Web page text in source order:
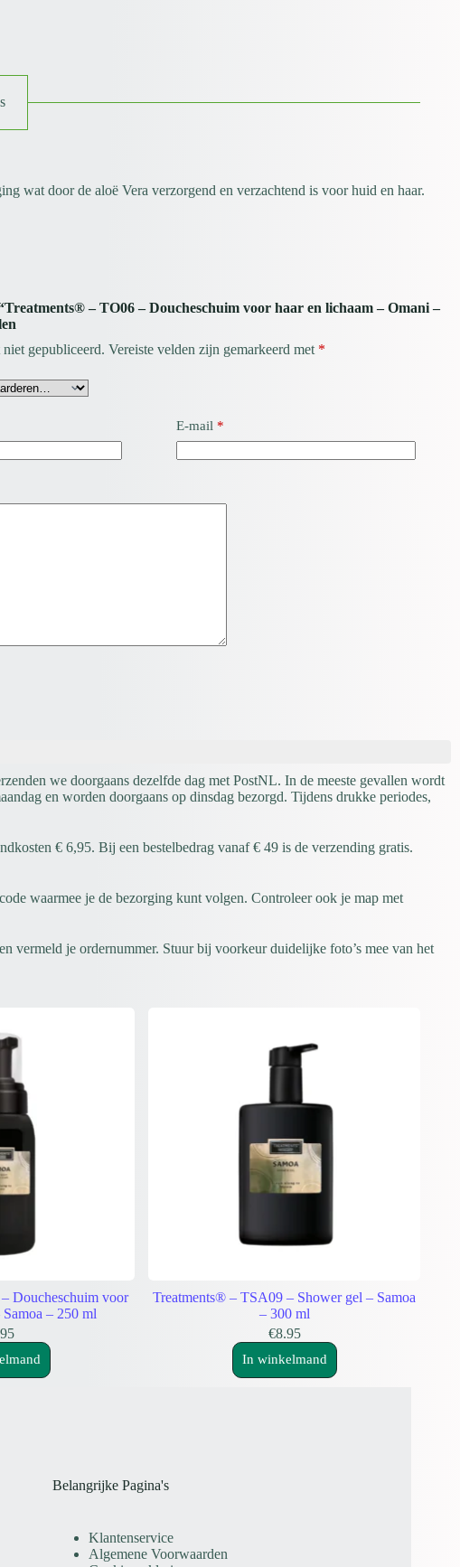
wat door de aloë Vera verzorgend en verzachtend is voor huid en haar.
– TO06 – Doucheschuim voor haar en lichaam – Omani –
gepubliceerd. Vereiste velden zijn gemarkeerd met *
E-mail*
we doorgaans dezelfde dag met PostNL. In de meeste gevallen wordt
en worden doorgaans op dinsdag bezorgd. Tijdens drukke periodes,
€ 6,95. Bij een bestelbedrag vanaf € 49 is de verzending gratis.
waarmee je de bezorging kunt volgen. Controleer ook je map met
vermeld je ordernummer. Stuur bij voorkeur duidelijke foto’s mee van het
Doucheschuim voor
– 250 ml
Treatments® – TSA09 – Shower gel – Samoa
– 300 ml
€8.95
In winkelmand
Belangrijke Pagina's
Klantenservice
Algemene Voorwaarden